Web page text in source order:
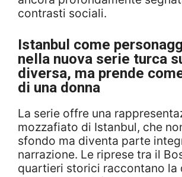
contrasti sociali.
Istanbul come
nella nuova serie turca
diversa, ma prende
di una donna
La serie offre una
mozzafiato di Istanbul, che
sfondo ma diventa parte
narrazione. Le riprese tra il
quartieri storici raccontano la